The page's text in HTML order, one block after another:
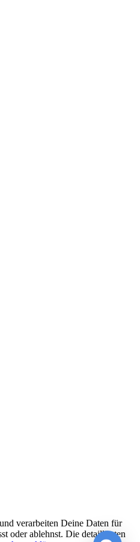
verarbeiten Deine Daten für
oder ablehnst. Die detaillierten